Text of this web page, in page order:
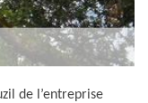
de l’entreprise